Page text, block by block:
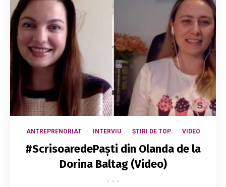
ANTREPRENORIAT INTERVIU ȘTIRI DE TOP VIDEO
#ScrisoaredePaști din Olanda de la
Dorina Baltag (Video)